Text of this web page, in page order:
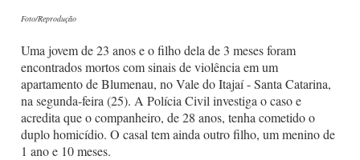
Foto/Reprodução
Uma jovem de 23 anos e o filho dela de 3 meses foram
encontrados mortos com sinais de violência em um
apartamento de Blumenau, no Vale do Itajaí - Santa Catarina,
na segunda-feira (25). A Polícia Civil investiga o caso e
acredita que o companheiro, de 28 anos, tenha cometido o
duplo homicídio. O casal tem ainda outro filho, um menino de
1 ano e 10 meses.